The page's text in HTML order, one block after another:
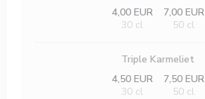
4,00 EUR
30 cl
7,00 EUR
50 cl
Triple Karmeliet
4,50 EUR
30 cl
7,50 EUR
50 cl